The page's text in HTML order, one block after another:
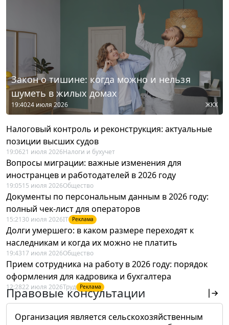
Закон о тишине: когда можно и нельзя
шуметь в жилых домах
19:4024 июля 2026 ЖКХ
Налоговый контроль и реконструкция: актуальные
позиции высших судов
19:0621 июля 2026Налоги и бухучет
Вопросы миграции: важные изменения для
иностранцев и работодателей в 2026 году
19:0515 июля 2026Общество
Документы по персональным данным в 2026 году:
полный чек-лист для операторов
15:21 30 июля 2026IT Реклама
Долги умершего: в каком размере переходят к
наследникам и когда их можно не платить
19:4317 июля 2026Общество
Прием сотрудника на работу в 2026 году: порядок
оформления для кадровика и бухгалтера
12:2822 июля 2026Труд Реклама
Правовые консультации
Организация является сельскохозяйственным